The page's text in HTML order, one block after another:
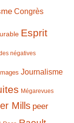
Congrès
Esprit
négatives
Images Journalisme
Mégarevues
Mills peer